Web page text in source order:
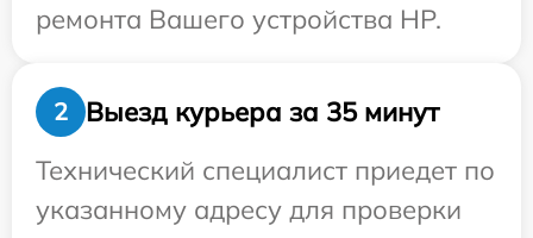
ремонта Вашего устройства HP.
2
Выезд курьера за 35 минут
Технический специалист приедет по
указанному адресу для проверки